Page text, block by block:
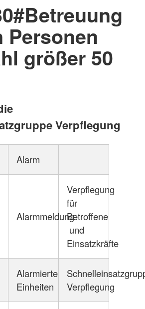
Personen
größer 50
Verpflegung
Alarm
Alarmmeldung
Verpflegung
für
Betroffene
und
Einsatzkräfte
Alarmierte
Einheiten
Verpflegung